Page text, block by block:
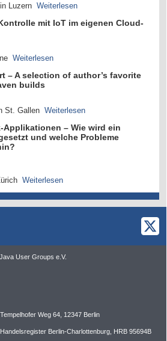
Luzern Weiterlesen
mit IoT im eigenen Cloud-
Weiterlesen
– A selection of author’s favorite
builds
St. Gallen Weiterlesen
Applikationen – Wie wird ein
und welche Probleme
Weiterlesen
User Groups e.V.
Weg 64, 12347 Berlin
Berlin-Charlottenburg, HRB 95694B